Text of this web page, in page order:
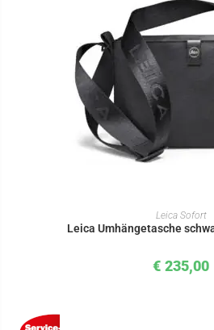
IN DENLeica Sofort
Leica Umhängetasche
€ 235,00